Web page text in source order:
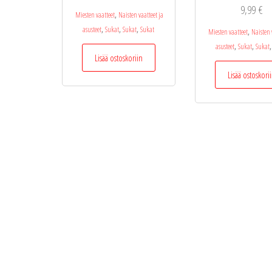
Miesten vaatteet, Naisten vaatteet ja
asusteet, Sukat, Sukat, Sukat
Lisää ostoskoriin
9,99 €
Miesten vaatteet, Naisten
asusteet, Sukat, Sukat,
Lisää